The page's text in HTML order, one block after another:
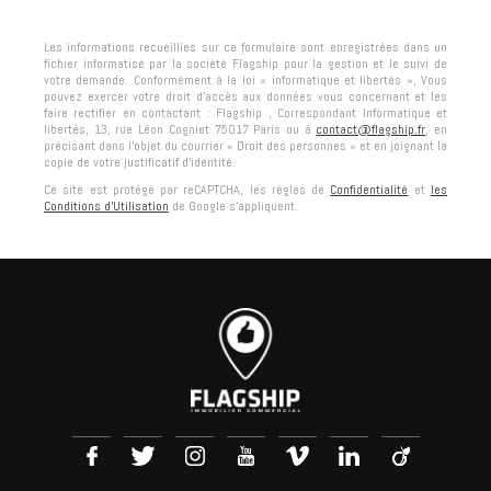
Les informations recueillies sur ce formulaire sont enregistrées dans un
fichier informatisé par la société Flagship pour la gestion et le suivi de
votre demande. Conformément à la loi « informatique et libertés », Vous
pouvez exercer votre droit d'accès aux données vous concernant et les
faire rectifier en contactant : Flagship , Correspondant Informatique et
libertés, 13, rue Léon Cogniet 75017 Paris ou à contact@flagship.fr, en
précisant dans l’objet du courrier « Droit des personnes » et en joignant la
copie de votre justificatif d’identité.
Ce site est protégé par reCAPTCHA, les règles de Confidentialité et les
Conditions d'Utilisation de Google s'appliquent.